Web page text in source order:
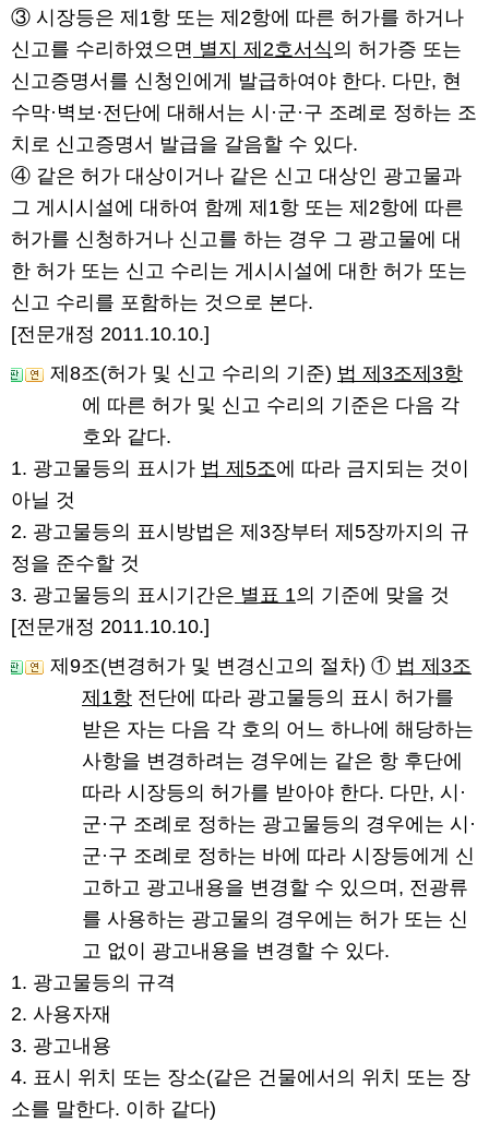
③ 시장등은 제1항 또는 제2항에 따른 허가를 하거나
신고를 수리하였으면 별지 제2호서식의 허가증 또는
신고증명서를 신청인에게 발급하여야 한다. 다만, 현
수막·벽보·전단에 대해서는 시·군·구 조례로 정하는 조
치로 신고증명서 발급을 갈음할 수 있다.
④ 같은 허가 대상이거나 같은 신고 대상인 광고물과
그 게시시설에 대하여 함께 제1항 또는 제2항에 따른
허가를 신청하거나 신고를 하는 경우 그 광고물에 대
한 허가 또는 신고 수리는 게시시설에 대한 허가 또는
신고 수리를 포함하는 것으로 본다.
[전문개정 2011.10.10.]
제8조(허가 및 신고 수리의 기준) 법 제3조제3항
에 따른 허가 및 신고 수리의 기준은 다음 각
호와 같다.
1. 광고물등의 표시가 법 제5조에 따라 금지되는 것이
아닐 것
2. 광고물등의 표시방법은 제3장부터 제5장까지의 규
정을 준수할 것
3. 광고물등의 표시기간은 별표 1의 기준에 맞을 것
[전문개정 2011.10.10.]
제9조(변경허가 및 변경신고의 절차) ① 법 제3조
제1항 전단에 따라 광고물등의 표시 허가를
받은 자는 다음 각 호의 어느 하나에 해당하는
사항을 변경하려는 경우에는 같은 항 후단에
따라 시장등의 허가를 받아야 한다. 다만, 시·
군·구 조례로 정하는 광고물등의 경우에는 시·
군·구 조례로 정하는 바에 따라 시장등에게 신
고하고 광고내용을 변경할 수 있으며, 전광류
를 사용하는 광고물의 경우에는 허가 또는 신
고 없이 광고내용을 변경할 수 있다.
1. 광고물등의 규격
2. 사용자재
3. 광고내용
4. 표시 위치 또는 장소(같은 건물에서의 위치 또는 장
소를 말한다. 이하 같다)